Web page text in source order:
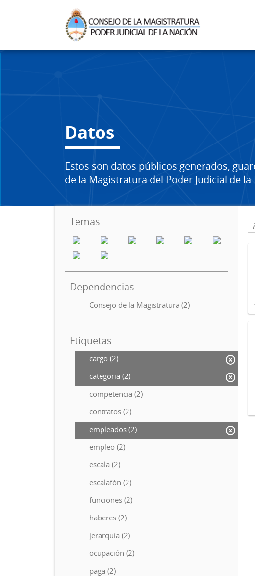
Datos
Estos son datos públicos generados,
de la Magistratura del Poder Judicial de la
Temas
Dependencias
Consejo de la Magistratura (2)
Etiquetas
cargo (2)
categoría (2)
competencia (2)
contratos (2)
empleados (2)
empleo (2)
escala (2)
escalafón (2)
funciones (2)
haberes (2)
jerarquía (2)
ocupación (2)
paga (2)